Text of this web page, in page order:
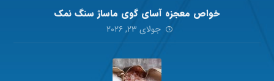
خواص معجزه آسای گوی ماساژ سنگ نمک
جولای ۲۳, ۲۰۲۶